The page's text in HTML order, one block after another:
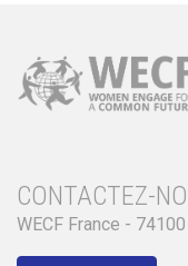
CONTACTEZ-
WECF France -